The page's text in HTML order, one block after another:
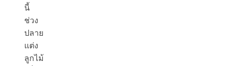
นี้
ช่วง
ปลาย
แต่ง
ลูกไม้